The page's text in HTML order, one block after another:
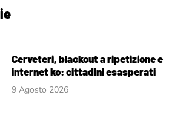
Cerveteri, blackout a ripetizione e
internet ko: cittadini esasperati
9 Agosto 2026